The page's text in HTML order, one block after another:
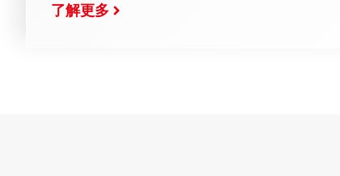
了解更多